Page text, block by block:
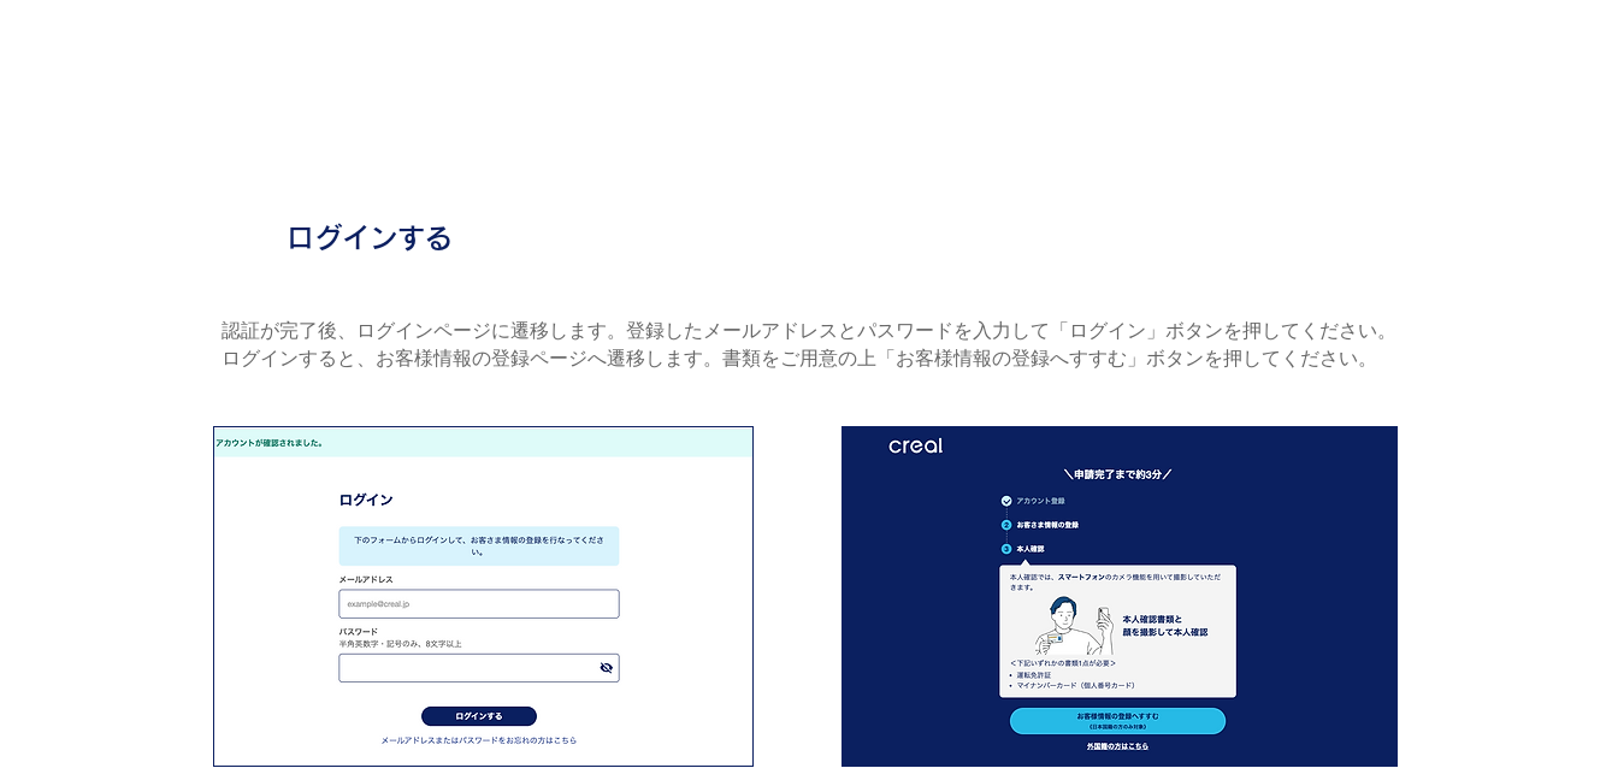
ログインする
認証が完了後、ログインページに遷移します。登録したメールアドレスとパスワードを⼊⼒して「ログイン」ボタンを押してください。
ログインすると、お客様情報の登録ページへ遷移します。書類をご⽤意の上「お客様情報の登録へすすむ」ボタンを押してください。